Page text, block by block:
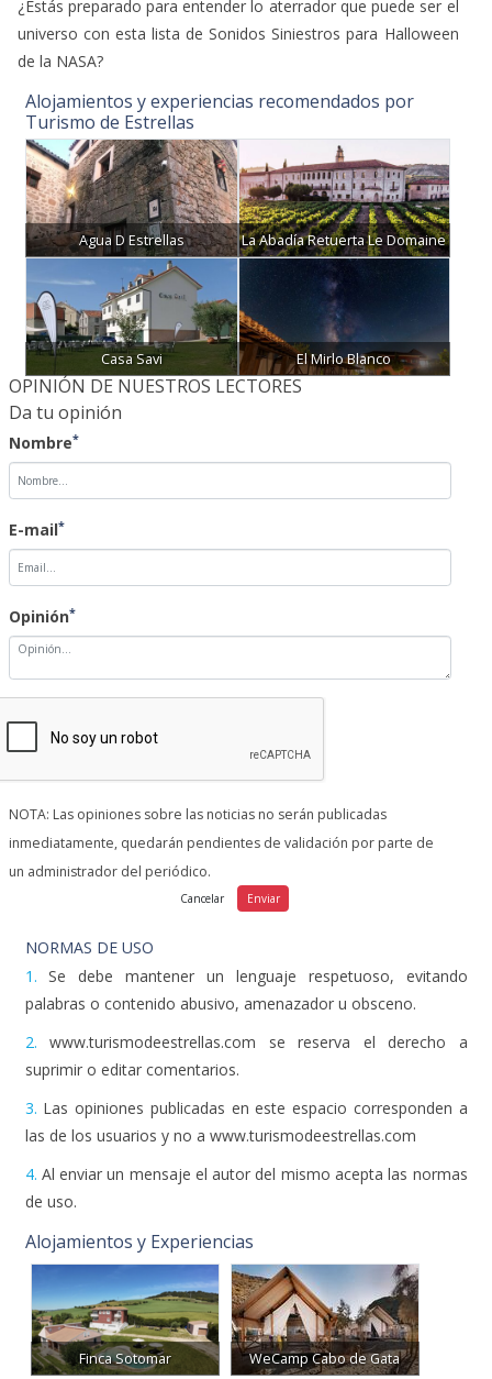
¿Estás preparado para entender lo aterrador que puede ser el
universo con esta lista de Sonidos Siniestros para Halloween
de la NASA?
Alojamientos y experiencias recomendados por
Turismo de Estrellas
Agua D Estrellas La Abadía Retuerta Le Domaine
Casa Savi El Mirlo Blanco
OPINIÓN DE NUESTROS LECTORES
Da tu opinión
Nombre*
E-mail*
Opinión*
NOTA: Las opiniones sobre las noticias no serán publicadas
inmediatamente, quedarán pendientes de validación por parte de
un administrador del periódico.
NORMAS DE USO
1. Se debe mantener un lenguaje respetuoso, evitando
palabras o contenido abusivo, amenazador u obsceno.
2. www.turismodeestrellas.com se reserva el derecho a
suprimir o editar comentarios.
3. Las opiniones publicadas en este espacio corresponden a
las de los usuarios y no a www.turismodeestrellas.com
4. Al enviar un mensaje el autor del mismo acepta las normas
de uso.
Alojamientos y Experiencias
Finca Sotomar WeCamp Cabo de Gata